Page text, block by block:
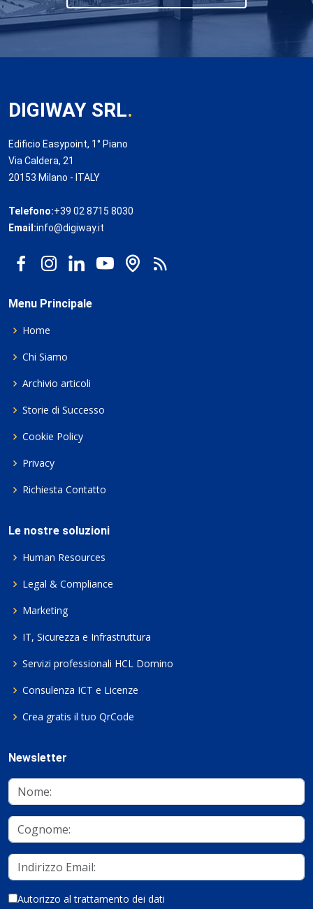
DIGIWAY SRL.
Edificio Easypoint, 1° Piano
Via Caldera, 21
20153 Milano - ITALY
Telefono:+39 02 8715 8030
Email:info@digiway.it
Menu Principale
Home
Chi Siamo
Archivio articoli
Storie di Successo
Cookie Policy
Privacy
Richiesta Contatto
Le nostre soluzioni
Human Resources
Legal & Compliance
Marketing
IT, Sicurezza e Infrastruttura
Servizi professionali HCL Domino
Consulenza ICT e Licenze
Crea gratis il tuo QrCode
Newsletter
Autorizzo al trattamento dei dati